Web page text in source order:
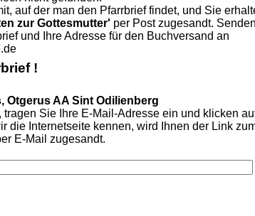
auf der man den Pfarrbrief findet, und Sie
zur Gottesmutter' per Post zugesandt.
und Ihre Adresse für den Buchversand an
!
Otgerus AA Sint Odilienberg
Sie Ihre E-Mail-Adresse ein und klicken
die Internetseite kennen, wird Ihnen der Link
E-Mail zugesandt.